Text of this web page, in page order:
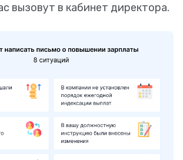
вызовут в кабинет директора.